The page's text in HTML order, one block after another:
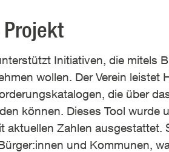
Initiativen, die mitels
wollen. Der Verein
die über
können. Dieses Tool wurde
aktuellen Zahlen ausgestattet.
und Kommunen,